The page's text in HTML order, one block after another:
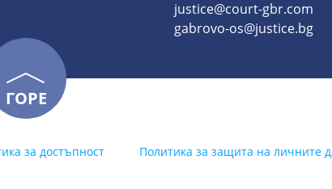
justice@court-gbr.com
gabrovo-os@justice.bg
ГОРЕ
за достъпност Политика за защита на личните